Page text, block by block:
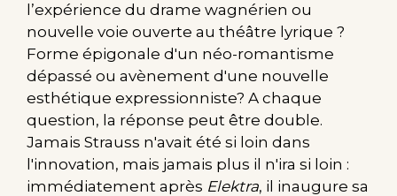
l’expérience du drame wagnérien ou
nouvelle voie ouverte au théâtre lyrique ?
Forme épigonale d'un néo-romantisme
dépassé ou avènement d'une nouvelle
esthétique expressionniste? A chaque
question, la réponse peut être double.
Jamais Strauss n'avait été si loin dans
l'innovation, mais jamais plus il n'ira si loin :
immédiatement après Elektra, il inaugure sa